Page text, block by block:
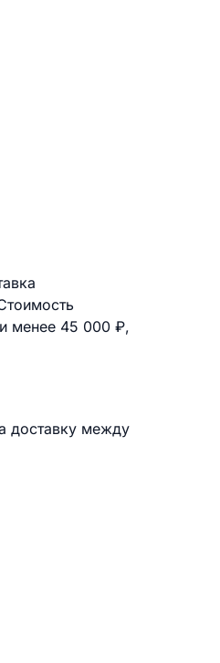
менее 45 000 ₽,
доставку между